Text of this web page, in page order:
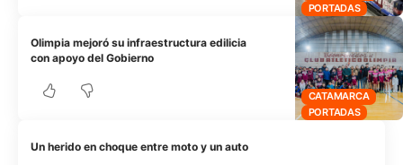
PORTADAS
CATAMARCA
PORTADAS
Olimpia mejoró su infraestructura edilicia
con apoyo del Gobierno
Un herido en choque entre moto y un auto